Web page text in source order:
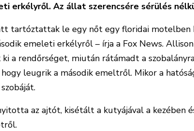
erkélyről. Az állat szerencsére sérülés
tartóztattak le egy nőt egy floridai motelben
emeleti erkélyről – írja a Fox News.
a rendőrséget, miután rátámadt a
leugrik a második emeltről. Mikor a
az ajtót, kisétált a kutyájával a kezében